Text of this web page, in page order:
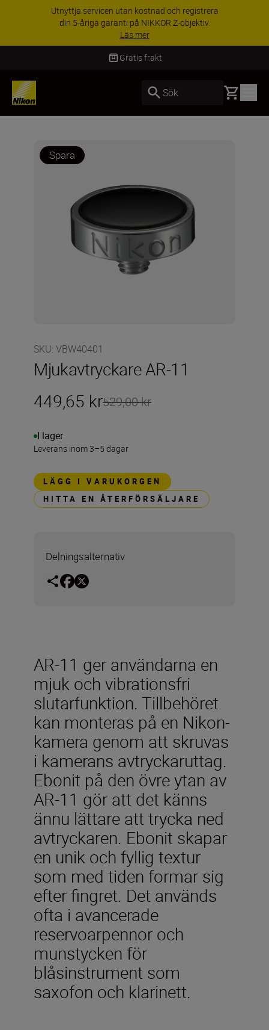
utan kostnad och registrera
garanti på NIKKOR Z-objektiv.
Gratis frakt
Sök Basket
Spara
SKU: VBW40401
Mjukavtryckare AR-11
449,65 kr529,00 kr
I lager
Leverans inom 3–5 dagar
LÄGG I VARUKORGEN
HITTA EN ÅTERFÖRSÄLJARE
Delningsalternativ
AR-11 ger användarna en
mjuk och vibrationsfri
slutarfunktion. Tillbehöret
kan monteras på en Nikon-
kamera genom att skruvas
i kamerans avtryckaruttag.
Ebonit på den övre ytan av
AR-11 gör att det känns
ännu lättare att trycka ned
avtryckaren. Ebonit skapar
en unik och fyllig textur
som med tiden formar sig
efter fingret. Det används
ofta i avancerade
reservoarpennor och
munstycken för
blåsinstrument som
saxofon och klarinett.